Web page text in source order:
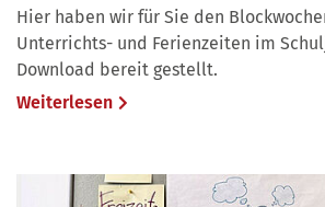
Hier haben wir für Sie den
Unterrichts- und Ferienzeiten im
Download bereit gestellt.
Weiterlesen